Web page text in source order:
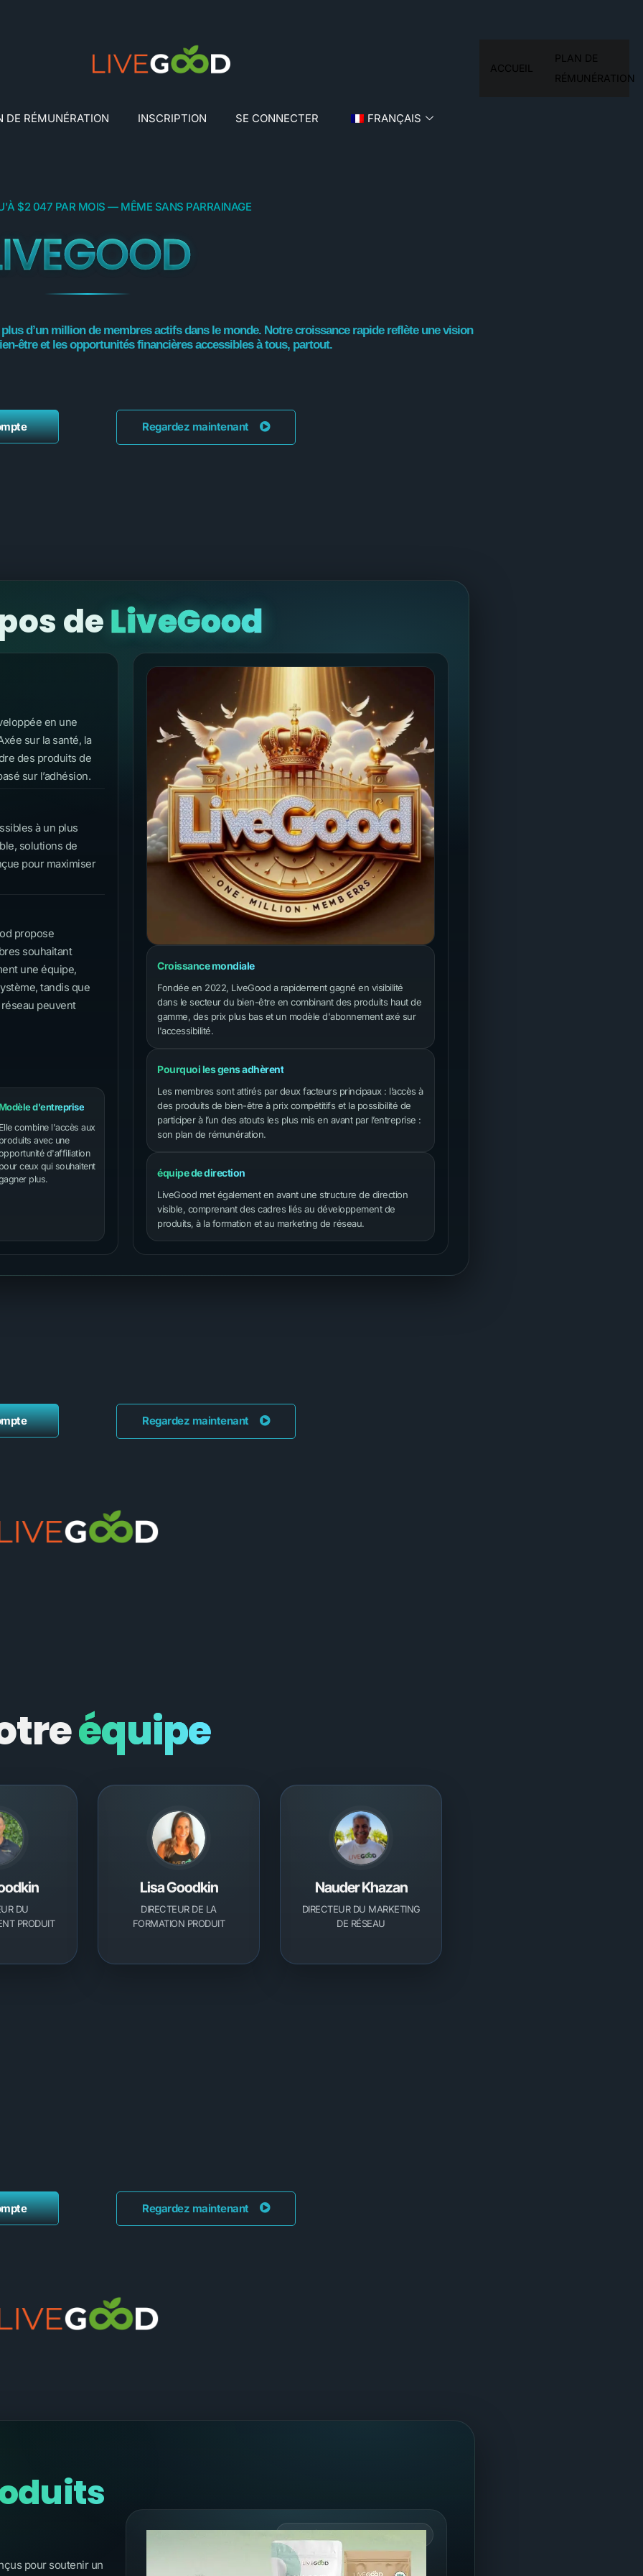
DE RÉMUNÉRATION INSCRIPTION SE CONNECTER FRANÇAIS
ACCUEIL
PLAN DE
RÉMUNÉRATION
$2 047 PAR MOIS — MÊME SANS PARRAINAGE
d’un million de membres actifs dans le monde. Notre croissance rapide reflète une vision
être et les opportunités financières accessibles à tous, partout.
Regardez maintenant
deLiveGood
en une
sur la santé, la
des produits de
sur l’adhésion.
à un plus
solutions de
pour maximiser
propose
souhaitant
une équipe,
tandis que
peuvent
d'entreprise
Elle combine l'accès aux
produits avec une
d'affiliation
pour ceux qui souhaitent
plus.
Croissance mondiale
Fondée en 2022, LiveGood a rapidement gagné en visibilité
dans le secteur du bien-être en combinant des produits haut de
gamme, des prix plus bas et un modèle d'abonnement axé sur
l'accessibilité.
Pourquoi les gens adhèrent
Les membres sont attirés par deux facteurs principaux : l’accès à
des produits de bien-être à prix compétitifs et la possibilité de
participer à l’un des atouts les plus mis en avant par l’entreprise :
son plan de rémunération.
équipe de direction
LiveGood met également en avant une structure de direction
visible, comprenant des cadres liés au développement de
produits, à la formation et au marketing de réseau.
Regardez maintenant
équipe
DU
PRODUIT
Lisa Goodkin
DIRECTEUR DE LA
FORMATION PRODUIT
Nauder Khazan
DIRECTEUR DU MARKETING
DE RÉSEAU
Regardez maintenant
pour soutenir un